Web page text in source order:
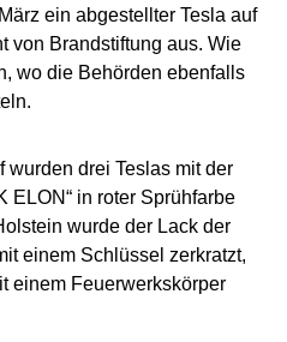
ein abgestellter Tesla auf
von Brandstiftung aus. Wie
wo die Behörden ebenfalls
wurden drei Teslas mit der
ELON“ in roter Sprühfarbe
wurde der Lack der
einem Schlüssel zerkratzt,
einem Feuerwerkskörper